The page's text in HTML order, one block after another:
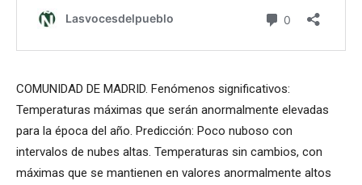
COMUNIDAD DE MADRID. Fenómenos significativos:
Temperaturas máximas que serán anormalmente elevadas
para la época del año. Predicción: Poco nuboso con
intervalos de nubes altas. Temperaturas sin cambios, con
máximas que se mantienen en valores anormalmente altos